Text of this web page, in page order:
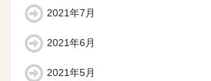
2021年7月
2021年6月
2021年5月